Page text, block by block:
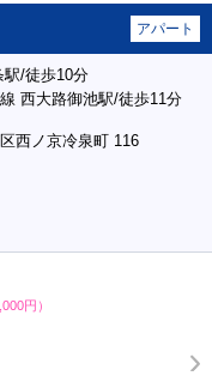
アパート
駅/徒歩10分
西大路御池駅/徒歩11分
西ノ京冷泉町 116
円）